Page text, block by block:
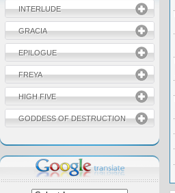
INTERLUDE
GRACIA
EPILOGUE
FREYA
HIGH FIVE
GODDESS OF DESTRUCTION